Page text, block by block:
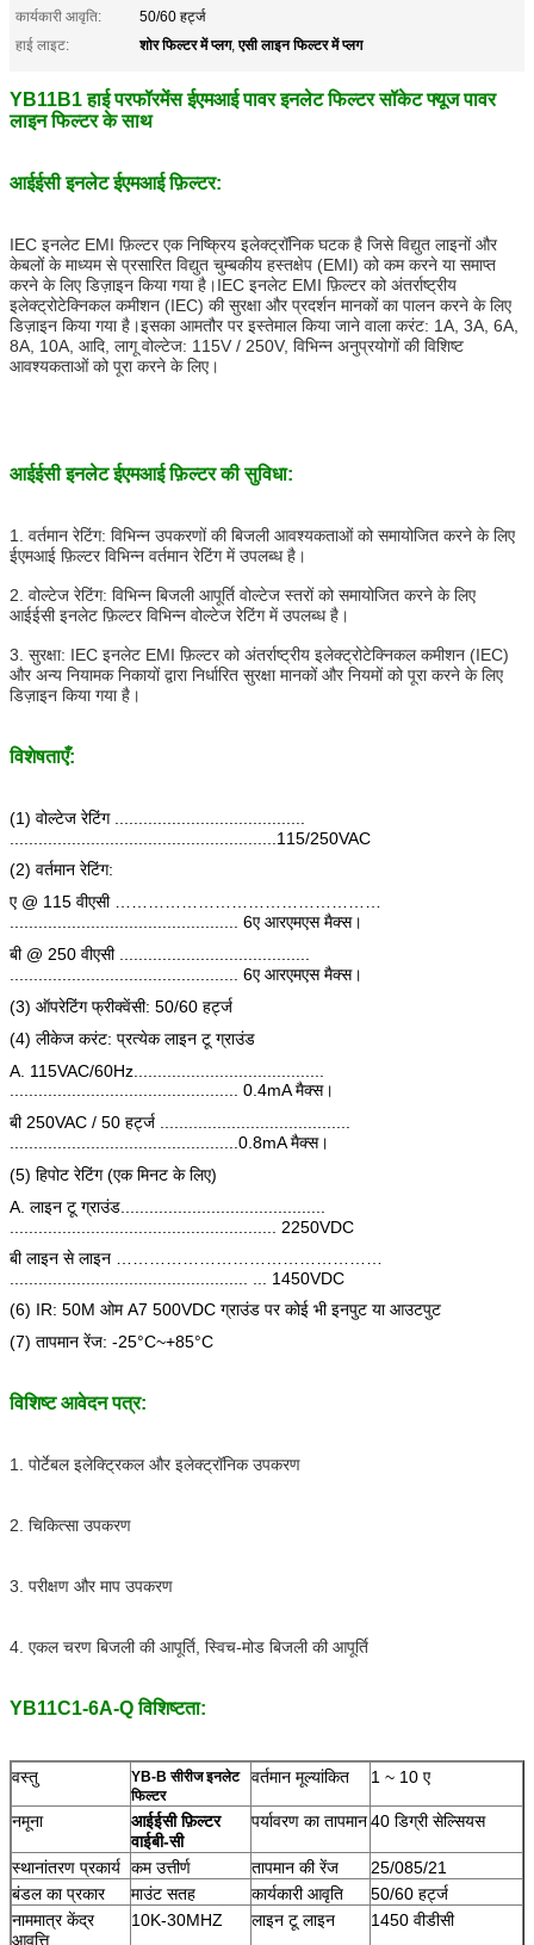
कार्यकारी आवृति:
50/60 हर्ट्ज
हाई लाइट:
शोर फिल्टर में प्लग,एसी लाइन फिल्टर में प्लग
YB11B1 हाई परफॉरमेंस ईएमआई पावर इनलेट फिल्टर सॉकेट फ्यूज पावर
लाइन फिल्टर के साथ
आईईसी इनलेट ईएमआई फ़िल्टर:
IEC इनलेट EMI फ़िल्टर एक निष्क्रिय इलेक्ट्रॉनिक घटक है जिसे विद्युत लाइनों और
केबलों के माध्यम से प्रसारित विद्युत चुम्बकीय हस्तक्षेप (EMI) को कम करने या समाप्त
करने के लिए डिज़ाइन किया गया है।IEC इनलेट EMI फ़िल्टर को अंतर्राष्ट्रीय
इलेक्ट्रोटेक्निकल कमीशन (IEC) की सुरक्षा और प्रदर्शन मानकों का पालन करने के लिए
डिज़ाइन किया गया है।इसका आमतौर पर इस्तेमाल किया जाने वाला करंट: 1A, 3A, 6A,
8A, 10A, आदि, लागू वोल्टेज: 115V / 250V, विभिन्न अनुप्रयोगों की विशिष्ट
आवश्यकताओं को पूरा करने के लिए।
आईईसी इनलेट ईएमआई फ़िल्टर की सुविधा:
1. वर्तमान रेटिंग: विभिन्न उपकरणों की बिजली आवश्यकताओं को समायोजित करने के लिए
ईएमआई फ़िल्टर विभिन्न वर्तमान रेटिंग में उपलब्ध है।
2. वोल्टेज रेटिंग: विभिन्न बिजली आपूर्ति वोल्टेज स्तरों को समायोजित करने के लिए
आईईसी इनलेट फ़िल्टर विभिन्न वोल्टेज रेटिंग में उपलब्ध है।
3. सुरक्षा: IEC इनलेट EMI फ़िल्टर को अंतर्राष्ट्रीय इलेक्ट्रोटेक्निकल कमीशन (IEC)
और अन्य नियामक निकायों द्वारा निर्धारित सुरक्षा मानकों और नियमों को पूरा करने के लिए
डिज़ाइन किया गया है।
विशेषताएँ:
(1) वोल्टेज रेटिंग ........................................
........................................................115/250VAC
(2) वर्तमान रेटिंग:
ए @ 115 वीएसी …………………………………………
................................................ 6ए आरएमएस मैक्स।
बी @ 250 वीएसी ........................................
................................................ 6ए आरएमएस मैक्स।
(3) ऑपरेटिंग फ्रीक्वेंसी: 50/60 हर्ट्ज
(4) लीकेज करंट: प्रत्येक लाइन टू ग्राउंड
A. 115VAC/60Hz........................................
................................................ 0.4mA मैक्स।
बी 250VAC / 50 हर्ट्ज ........................................
................................................0.8mA मैक्स।
(5) हिपोट रेटिंग (एक मिनट के लिए)
A. लाइन टू ग्राउंड...........................................
........................................................ 2250VDC
बी लाइन से लाइन …………………………………………
.................................................. ... 1450VDC
(6) IR: 50M ओम A7 500VDC ग्राउंड पर कोई भी इनपुट या आउटपुट
(7) तापमान रेंज: -25°C~+85°C
विशिष्ट आवेदन पत्र:
1. पोर्टेबल इलेक्ट्रिकल और इलेक्ट्रॉनिक उपकरण
2. चिकित्सा उपकरण
3. परीक्षण और माप उपकरण
4. एकल चरण बिजली की आपूर्ति, स्विच-मोड बिजली की आपूर्ति
YB11C1-6A-Q विशिष्टता:
वस्तु
YB-B सीरीज इनलेट
फिल्टर
वर्तमान मूल्यांकित 1 ~ 10 ए
नमूना
आईईसी फ़िल्टर
वाईबी-सी
पर्यावरण का तापमान40 डिग्री सेल्सियस
स्थानांतरण प्रकार्य कम उत्तीर्ण तापमान की रेंज
25/085/21
बंडल का प्रकार
माउंट सतह कार्यकारी आवृति
50/60 हर्ट्ज
नाममात्र केंद्र
आवृत्ति
10K-30MHZ लाइन टू लाइन 1450 वीडीसी